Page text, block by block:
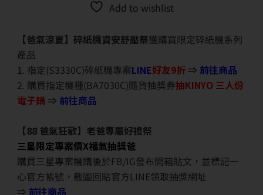
Add to wishlist
【爸氣涼夏】碎紙機資安舒壓祭獲購買限定碎紙機系列
產品
1. 指定(S3330C)碎紙機專案LINE好友9折 ⇒ 前往商品
2. 購買指定機種(BA7030C)隨貨抽獎券抽KINYO 三人份
電子鍋 ⇒ 前往商品
【88 爸氣狂歡】老爸專屬好禮祭
三星限定專案價X福氣抽獎爸
購買三星專案機購後於FB/IG發布開箱貼文，並標記一
心官方帳號，截圖回貼官方LINE領取抽獎網址
⇒ 前往商品